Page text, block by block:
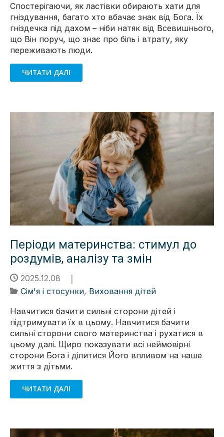
Спостерігаючи, як ластівки обирають хати для
гніздування, багато хто вбачає знак від Бога. Їх
гніздечка під дахом – ніби натяк від Всевишнього,
що Він поруч, що знає про біль і втрату, яку
переживають люди.
ЧИТАТИ ДАЛІ
Періоди материнства: стимул до
роздумів, аналізу та змін
2025.12.08
Сім'я і стосунки, Виховання дітей
Навчитися бачити сильні сторони дітей і
підтримувати їх в цьому. Навчитися бачити
сильні сторони свого материнства і рухатися в
цьому далі. Щиро показувати всі неймовірні
сторони Бога і ділитися Його впливом на наше
життя з дітьми.
ЧИТАТИ ДАЛІ